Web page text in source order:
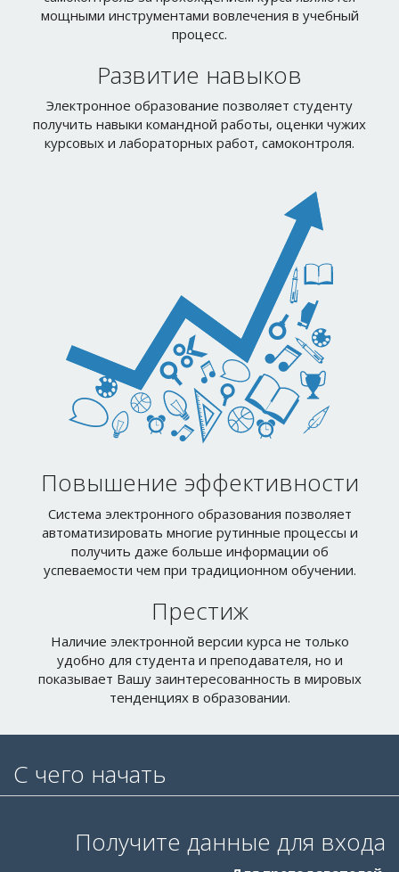
Развитие навыков
Электронное образование позволяет студенту
получить навыки командной работы, оценки чужих
курсовых и лабораторных работ, самоконтроля.
Повышение эффективности
Система электронного образования позволяет
автоматизировать многие рутинные процессы и
получить даже больше информации об
успеваемости чем при традиционном обучении.
Престиж
Наличие электронной версии курса не только
удобно для студента и преподавателя, но и
показывает Вашу заинтересованность в мировых
тенденциях в образовании.
С чего начать
Получите данные для входа
Для преподавателей.